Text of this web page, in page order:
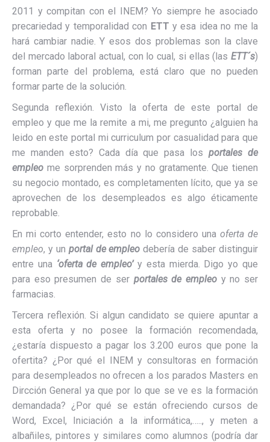
2011 y compitan con el INEM? Yo siempre he asociado
precariedad y temporalidad con ETTy esa idea no me la
hará cambiar nadie. Y esos dos problemas son la clave
del mercado laboral actual, con lo cual, si ellas (las ETT´s)
forman parte del problema, está claro que no pueden
formar parte de la solución.
Segunda reflexión. Visto la oferta de este portal de
empleo y que me la remite a mi, me pregunto ¿alguien ha
leido en este portal mi curriculum por casualidad para que
me manden esto? Cada día que pasa los portales de
empleo me sorprenden más y no gratamente. Que tienen
su negocio montado, es completamenten lícito, que ya se
aprovechen de los desempleados es algo éticamente
reprobable.
En mi corto entender, esto no lo considero una oferta de
empleo, y un portal de empleo debería de saber distinguir
entre una ‘oferta de empleo’y esta mierda. Digo yo que
para eso presumen de ser portales de empleoy no ser
farmacias.
Tercera reflexión. Si algun candidato se quiere apuntar a
esta oferta y no posee la formación recomendada,
¿estaría dispuesto a pagar los 3.200 euros que pone la
ofertita? ¿Por qué el INEM y consultoras en formación
para desempleados no ofrecen a los parados Masters en
Dircción General ya que por lo que se ve es la formación
demandada? ¿Por qué se están ofreciendo cursos de
Word, Excel, Iniciación a la informática,….., y meten a
albañiles, pintores y similares como alumnos (podría dar